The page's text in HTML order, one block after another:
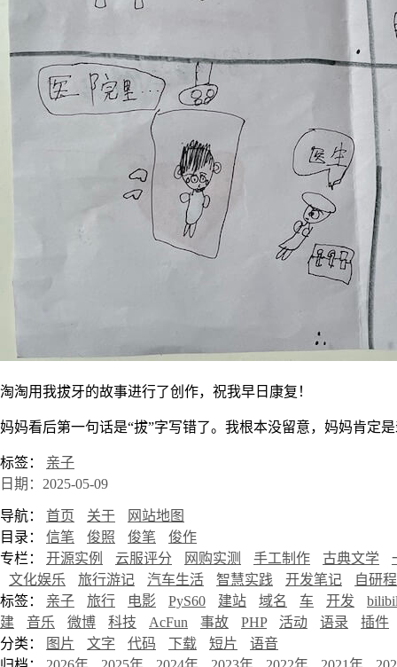
淘淘用我拔牙的故事进行了创作，祝我早日康复！
妈妈看后第一句话是“拔”字写错了。我根本没留意，妈妈肯定
标签： 亲子
日期：2025-05-09
导航： 首页 关于
网站地图
目录： 信笔 俊照 俊笔
俊作
专栏： 开源实例 云服评分 网购实测 手工制作 古典文学
文化娱乐
旅行游记 汽车生活 智慧实践 开发笔记
自研
标签： 亲子 旅行 电影 PyS60 建站 域名 车 开发
建
音乐 微博 科技 AcFun 事故 PHP 活动 语录
插件
分类：
图片 文字 代码 下载 短片
语音